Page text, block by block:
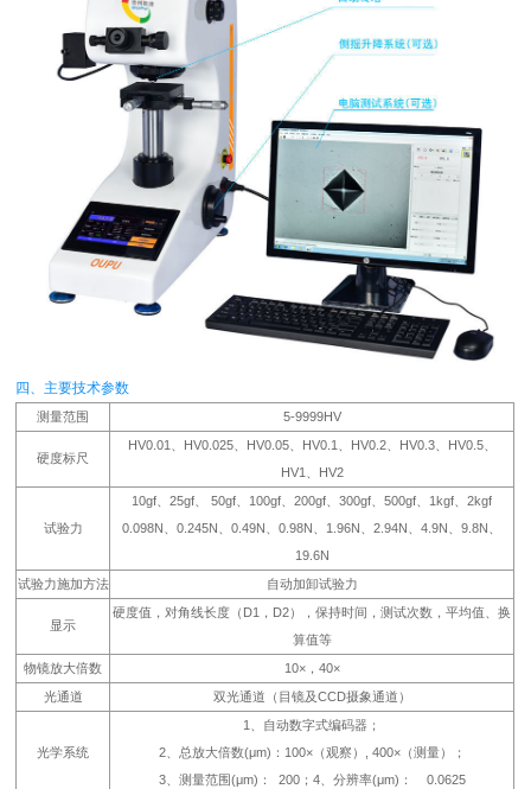
四、主要技术参数
测量范围 5-9999HV
硬度标尺
HV0.01、HV0.025、HV0.05、HV0.1、HV0.2、HV0.3、HV0.5、
HV1、HV2
试验力
10gf、25gf、 50gf、100gf、200gf、300gf、500gf、1kgf、2kgf
0.098N、0.245N、0.49N、0.98N、1.96N、2.94N、4.9N、9.8N、
19.6N
试验力施加方法
自动加卸试验力
显示
硬度值，对角线长度（D1，D2），保持时间，测试次数，平均值、换
算值等
物镜放大倍数
10×，40×
光通道
双光通道（目镜及CCD摄象通道）
光学系统
1、自动数字式编码器；
2、总放大倍数(μm)：100×（观察）, 400×（测量）；
3、测量范围(μm)： 200；4、分辨率(μm)： 0.0625